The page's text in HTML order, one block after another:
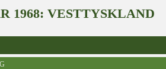
1968: VESTTYSKLAND